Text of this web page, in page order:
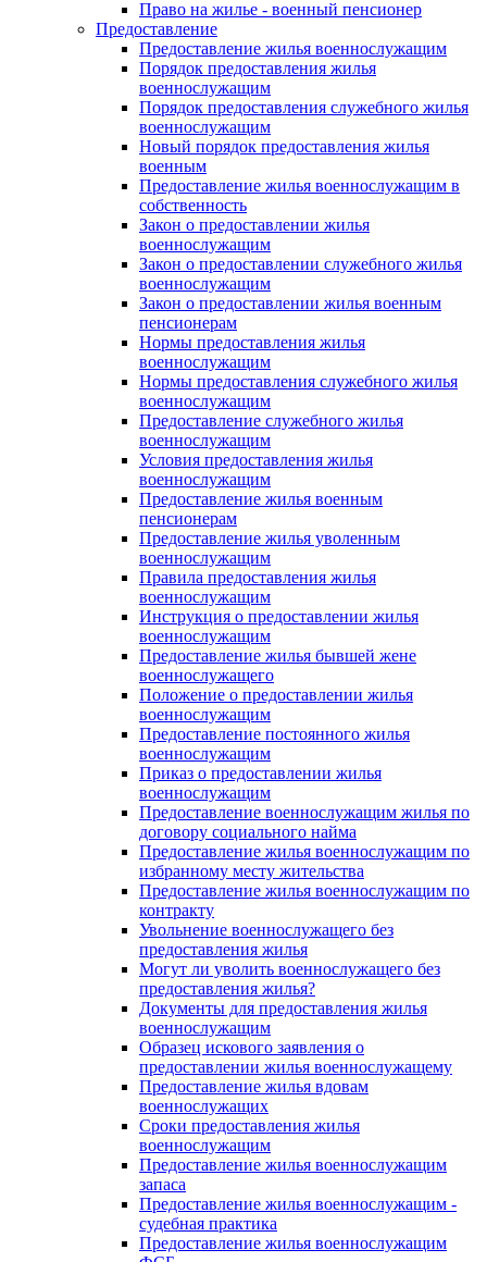
Право на жилье - военный пенсионер
Предоставление
Предоставление жилья военнослужащим
Порядок предоставления жилья
военнослужащим
Порядок предоставления служебного жилья
военнослужащим
Новый порядок предоставления жилья
военным
Предоставление жилья военнослужащим в
собственность
Закон о предоставлении жилья
военнослужащим
Закон о предоставлении служебного жилья
военнослужащим
Закон о предоставлении жилья военным
пенсионерам
Нормы предоставления жилья
военнослужащим
Нормы предоставления служебного жилья
военнослужащим
Предоставление служебного жилья
военнослужащим
Условия предоставления жилья
военнослужащим
Предоставление жилья военным
пенсионерам
Предоставление жилья уволенным
военнослужащим
Правила предоставления жилья
военнослужащим
Инструкция о предоставлении жилья
военнослужащим
Предоставление жилья бывшей жене
военнослужащего
Положение о предоставлении жилья
военнослужащим
Предоставление постоянного жилья
военнослужащим
Приказ о предоставлении жилья
военнослужащим
Предоставление военнослужащим жилья по
договору социального найма
Предоставление жилья военнослужащим по
избранному месту жительства
Предоставление жилья военнослужащим по
контракту
Увольнение военнослужащего без
предоставления жилья
Могут ли уволить военнослужащего без
предоставления жилья?
Документы для предоставления жилья
военнослужащим
Образец искового заявления о
предоставлении жилья военнослужащему
Предоставление жилья вдовам
военнослужащих
Сроки предоставления жилья
военнослужащим
Предоставление жилья военнослужащим
запаса
Предоставление жилья военнослужащим -
судебная практика
Предоставление жилья военнослужащим